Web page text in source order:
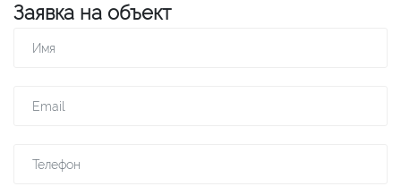
Заявка на объект